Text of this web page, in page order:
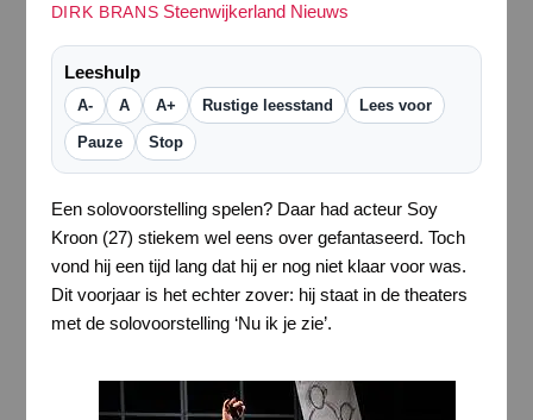
DIRK BRANS Steenwijkerland Nieuws
Leeshulp
A- A A+ Rustige leesstand Lees voor
Pauze Stop
Een solovoorstelling spelen? Daar had acteur Soy
Kroon (27) stiekem wel eens over gefantaseerd. Toch
vond hij een tijd lang dat hij er nog niet klaar voor was.
Dit voorjaar is het echter zover: hij staat in de theaters
met de solovoorstelling ‘Nu ik je zie’.